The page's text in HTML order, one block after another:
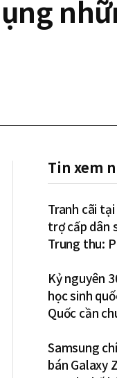
Tin xem
Tranh cãi
trợ cấp dân
Trung thu:
tương lai?
Kỷ nguyên
học sinh
Quốc cần
việc làm –
Samsung
bán Galaxy